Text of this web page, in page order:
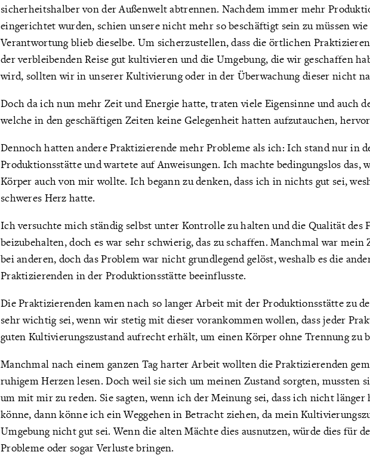
sicherheitshalber von der Außenwelt abtrennen. Nachdem immer mehr
eingerichtet wurden, schien unsere nicht mehr so beschäftigt sein zu müssen
Verantwortung blieb dieselbe. Um sicherzustellen, dass die örtlichen
der verbleibenden Reise gut kultivieren und die Umgebung, die wir geschaffen
wird, sollten wir in unserer Kultivierung oder in der Überwachung dieser nicht
Doch da ich nun mehr Zeit und Energie hatte, traten viele Eigensinne und auch
welche in den geschäftigen Zeiten keine Gelegenheit hatten aufzutauchen,
Dennoch hatten andere Praktizierende mehr Probleme als ich: Ich stand nur in
Produktionsstätte und wartete auf Anweisungen. Ich machte bedingungslos das,
Körper auch von mir wollte. Ich begann zu denken, dass ich in nichts gut sei,
schweres Herz hatte.
Ich versuchte mich ständig selbst unter Kontrolle zu halten und die Qualität des
beizubehalten, doch es war sehr schwierig, das zu schaffen. Manchmal war mein
bei anderen, doch das Problem war nicht grundlegend gelöst, weshalb es die
Praktizierenden in der Produktionsstätte beeinflusste.
Die Praktizierenden kamen nach so langer Arbeit mit der Produktionsstätte zu
sehr wichtig sei, wenn wir stetig mit dieser vorankommen wollen, dass jeder
guten Kultivierungszustand aufrecht erhält, um einen Körper ohne Trennung zu
Manchmal nach einem ganzen Tag harter Arbeit wollten die Praktizierenden
ruhigem Herzen lesen. Doch weil sie sich um meinen Zustand sorgten, mussten
um mit mir zu reden. Sie sagten, wenn ich der Meinung sei, dass ich nicht länger
könne, dann könne ich ein Weggehen in Betracht ziehen, da mein
Umgebung nicht gut sei. Wenn die alten Mächte dies ausnutzen, würde dies für
Probleme oder sogar Verluste bringen.